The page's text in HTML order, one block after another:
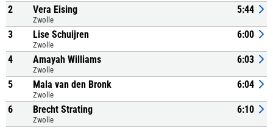
2 Vera Eising
Zwolle
5:44
3 Lise Schuijren
Zwolle
6:00
4 Amayah Williams
Zwolle
6:03
5 Mala van den Bronk
Zwolle
6:04
6 Brecht Strating
Zwolle
6:10